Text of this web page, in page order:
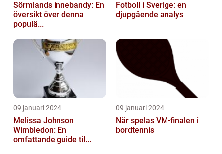
Sörmlands innebandy: En
översikt över denna
populä...
Fotboll i Sverige: en
djupgående analys
09 januari 2024
Melissa Johnson
Wimbledon: En
omfattande guide til...
09 januari 2024
När spelas VM-finalen i
bordtennis